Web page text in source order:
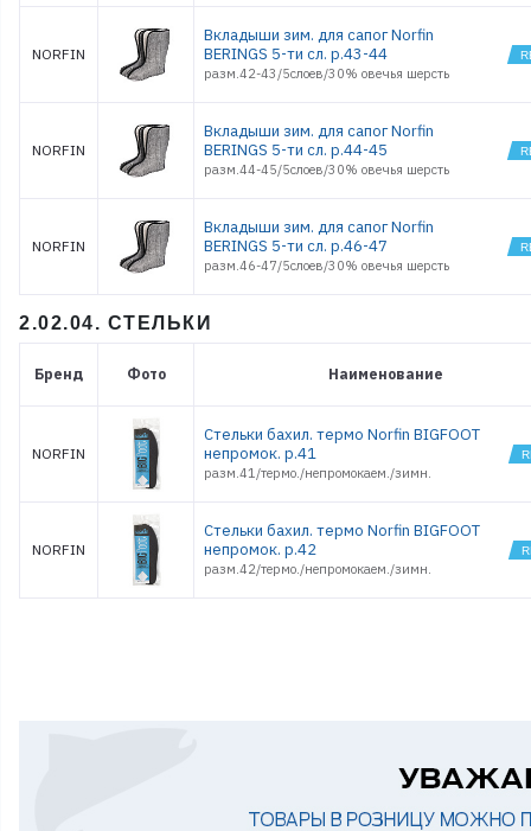
NORFIN
Вкладыши зим. для сапог Norfin
BERINGS 5-ти сл. р.43-44
разм.42-43/5слоев/30% овечья шерсть
NORFIN
Вкладыши зим. для сапог Norfin
BERINGS 5-ти сл. р.44-45
разм.44-45/5слоев/30% овечья шерсть
NORFIN
Вкладыши зим. для сапог Norfin
BERINGS 5-ти сл. р.46-47
разм.46-47/5слоев/30% овечья шерсть
2.02.04. СТЕЛЬКИ
Бренд Фото Наименование
NORFIN
Стельки бахил. термо Norfin BIGFOOT
непромок. р.41
разм.41/термо./непромокаем./зимн.
NORFIN
Стельки бахил. термо Norfin BIGFOOT
непромок. р.42
разм.42/термо./непромокаем./зимн.